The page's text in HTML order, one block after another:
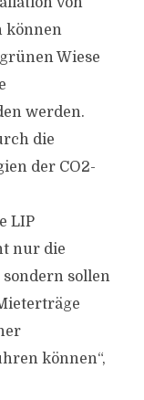
können
Wiese
werden.
die
der CO2-
LIP
nur die
sollen
können“,